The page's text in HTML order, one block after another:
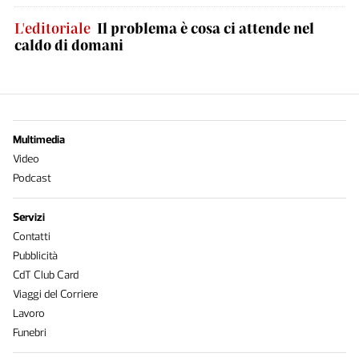
L'editoriale Il problema è cosa ci attende nel
caldo di domani
Multimedia
Video
Podcast
Servizi
Contatti
Pubblicità
CdT Club Card
Viaggi del Corriere
Lavoro
Funebri